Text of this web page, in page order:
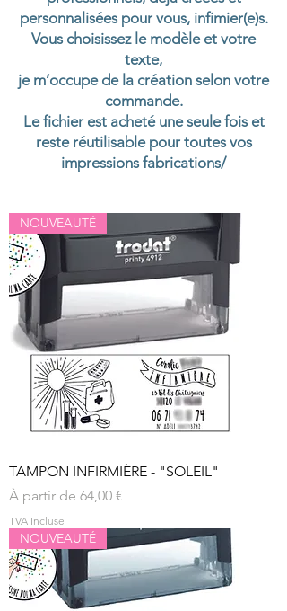
personnalisées pour vous, infimier(e)s.
Vous choisissez le modèle et votre
texte,
je m’occupe de la création selon votre
commande.
Le fichier est acheté une seule fois et
reste réutilisable pour toutes vos
impressions fabrications/
NOUVEAUTÉ
TAMPON INFIRMIÈRE - "SOLEIL"
À partir de 64,00 €
Prix promotionnel
TVA Incluse
NOUVEAUTÉ